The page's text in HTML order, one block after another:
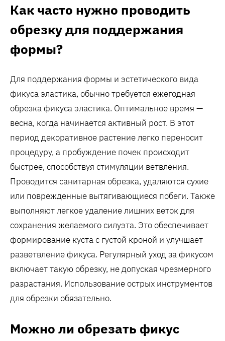
Как часто нужно проводить
обрезку для поддержания
формы?
Для поддержания формы и эстетического вида
фикуса эластика, обычно требуется ежегодная
обрезка фикуса эластика. Оптимальное время —
весна, когда начинается активный рост. В этот
период декоративное растение легко переносит
процедуру, а пробуждение почек происходит
быстрее, способствуя стимуляции ветвления.
Проводится санитарная обрезка, удаляются сухие
или поврежденные вытягивающиеся побеги. Также
выполняют легкое удаление лишних веток для
сохранения желаемого силуэта. Это обеспечивает
формирование куста с густой кроной и улучшает
разветвление фикуса. Регулярный уход за фикусом
включает такую обрезку, не допуская чрезмерного
разрастания. Использование острых инструментов
для обрезки обязательно.
Можно ли обрезать фикус